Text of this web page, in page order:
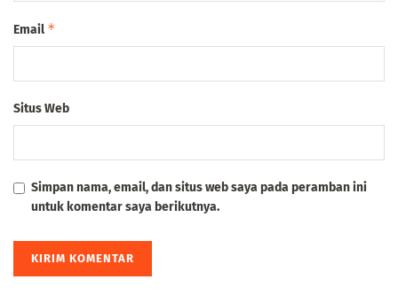
Email *
Situs Web
Simpan nama, email, dan situs web saya pada peramban ini
untuk komentar saya berikutnya.